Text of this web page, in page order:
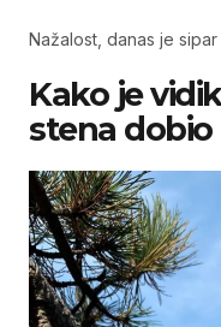
Nažalost, danas je
Kako je
stena dobio